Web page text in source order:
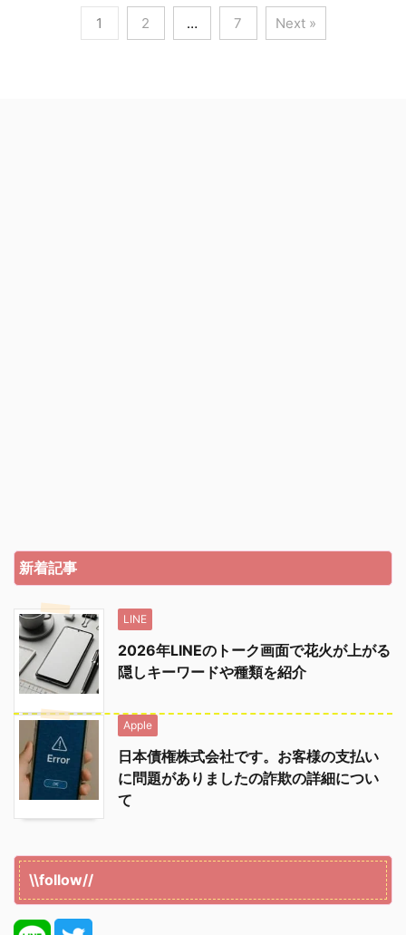
1 2 … 7 Next »
新着記事
LINE
2026年LINEのトーク画面で花火が上がる
隠しキーワードや種類を紹介
Apple
日本債権株式会社です。お客様の支払い
に問題がありましたの詐欺の詳細につい
て
\\follow//